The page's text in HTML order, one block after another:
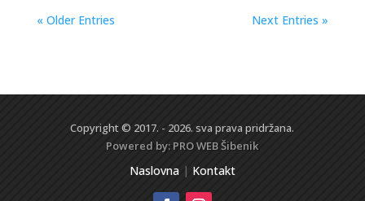
« Older Entries Next Entries »
Copyright © 2017. - 2026. sva prava pridržana.
Powered by: PRO WEBŠibenik
Naslovna| Kontakt